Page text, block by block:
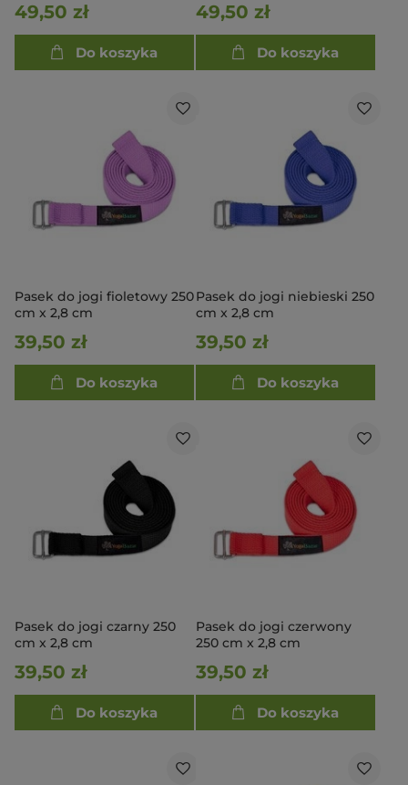
49,50 zł
Do koszyka
49,50 zł
Do koszyka
Pasek do jogi fioletowy 250
cm x 2,8 cm
39,50 zł
Do koszyka
Pasek do jogi niebieski 250
cm x 2,8 cm
39,50 zł
Do koszyka
Pasek do jogi czarny 250
cm x 2,8 cm
39,50 zł
Do koszyka
Pasek do jogi czerwony
250 cm x 2,8 cm
39,50 zł
Do koszyka